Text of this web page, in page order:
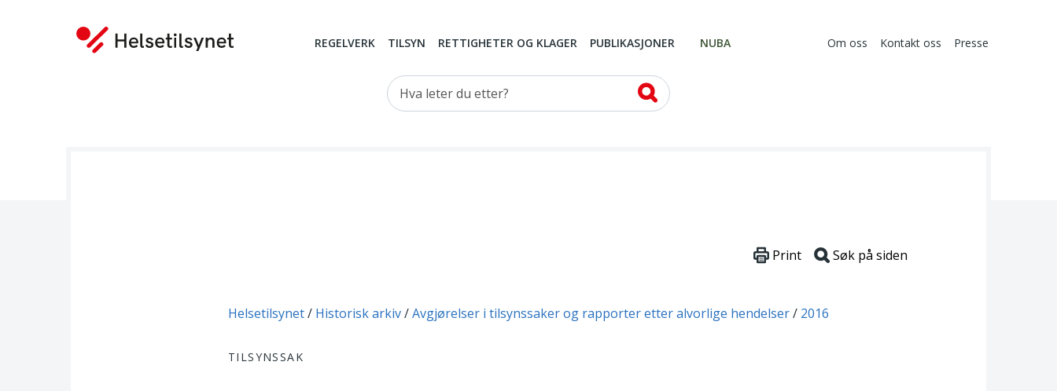
REGELVERK TILSYN RETTIGHETER OG KLAGER PUBLIKASJONER NUBA Om oss Kontakt oss Presse
Hva leter du etter?
Du er her:
Helsetilsynet Historisk arkiv Avgjørelser i tilsynssaker og rapporter etter alvorlige hendelser 2016
TILSYNSSAK
Print Søk på siden